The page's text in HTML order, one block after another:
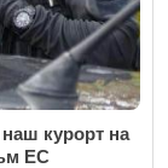
курорт на
ЕС